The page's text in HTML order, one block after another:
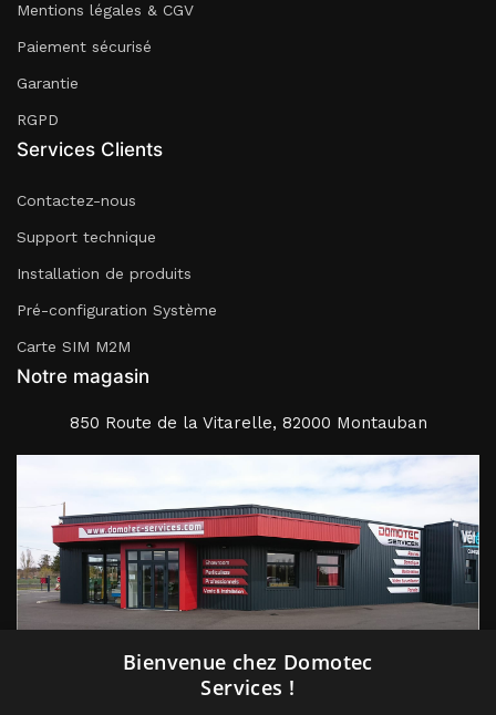
Mentions légales & CGV
Paiement sécurisé
Garantie
RGPD
Services Clients
Contactez-nous
Support technique
Installation de produits
Pré-configuration Système
Carte SIM M2M
Notre magasin
850 Route de la Vitarelle, 82000 Montauban
Suivez nous
Bienvenue chez Domotec
Services !